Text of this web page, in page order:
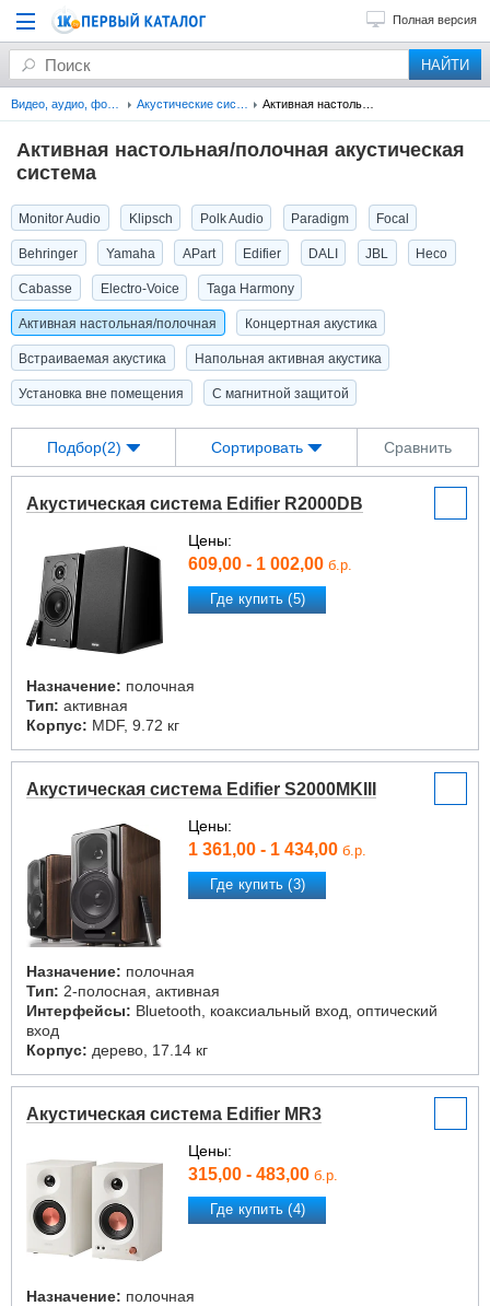
Полная версия
Активная настольная/полочная
Активная настольная/полочная акустическая
система
Monitor Audio Klipsch Polk Audio Paradigm Focal
Behringer Yamaha APart Edifier DALI JBL Heco
Cabasse Electro-Voice Taga Harmony
Активная настольная/полочная Концертная акустика
Встраиваемая акустика Напольная активная акустика
Установка вне помещения С магнитной защитой
Подбор(2) Сортировать Сравнить
Акустическая система Edifier R2000DB
Цены:
609,00 - 1 002,00 б.р.
Где купить (5)
Назначение: полочная
Тип: активная
Корпус: MDF, 9.72 кг
Акустическая система Edifier S2000MKIII
Цены:
1 361,00 - 1 434,00 б.р.
Где купить (3)
Назначение: полочная
Тип: 2-полосная, активная
Интерфейсы: Bluetooth, коаксиальный вход, оптический
вход
Корпус: дерево, 17.14 кг
Акустическая система Edifier MR3
Цены:
315,00 - 483,00 б.р.
Где купить (4)
Назначение: полочная